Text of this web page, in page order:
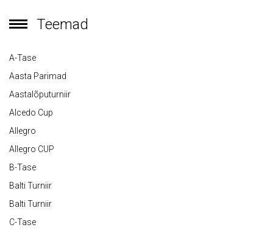
Teemad
A-Tase
Aasta Parimad
Aastalõputurniir
Alcedo Cup
Allegro
Allegro CUP
B-Tase
Balti Turniir
Balti Turniir
C-Tase